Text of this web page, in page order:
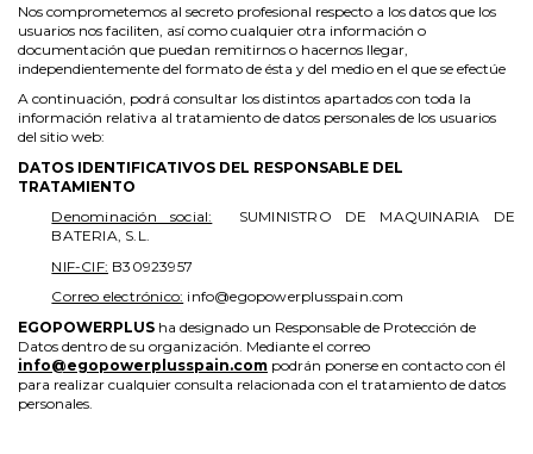
Nos comprometemos al secreto profesional respecto a los datos que los
usuarios nos faciliten, así como cualquier otra información o
documentación que puedan remitirnos o hacernos llegar,
independientemente del formato de ésta y del medio en el que se efectúe
A continuación, podrá consultar los distintos apartados con toda la
información relativa al tratamiento de datos personales de los usuarios
del sitio web:
DATOS IDENTIFICATIVOS DEL RESPONSABLE DEL
TRATAMIENTO
Denominación social:
SUMINISTRO DE MAQUINARIA DE
BATERIA, S.L.
NIF-CIF: B30923957
Correo electrónico: info@egopowerplusspain.com
EGOPOWERPLUS ha designado un Responsable de Protección de
Datos dentro de su organización. Mediante el correo
info@egopowerplusspain.com podrán ponerse en contacto con él
para realizar cualquier consulta relacionada con el tratamiento de datos
personales.